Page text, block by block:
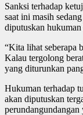
Sanksi terhadap
saat ini masih
diputuskan
“Kita lihat seberapa
Kalau tergolong
yang diturunkan
Hukuman terhadap
akan diputuskan
perundangundangan